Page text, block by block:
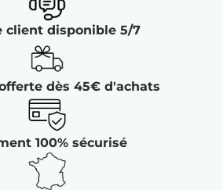
client disponible 5/7
dès 45€ d'achats
100% sécurisé